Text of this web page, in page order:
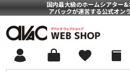
国内最大級のホームシアター&
アバックが運営する公式オン